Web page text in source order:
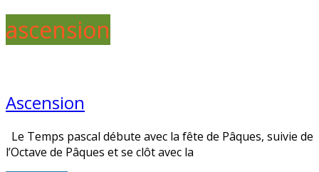
ascension
Ascension
Le Temps pascal débute avec la fête de Pâques, suivie de
l’Octave de Pâques et se clôt avec la